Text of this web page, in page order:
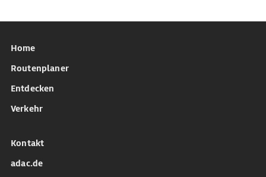
Home
Routenplaner
Entdecken
Verkehr
Kontakt
adac.de